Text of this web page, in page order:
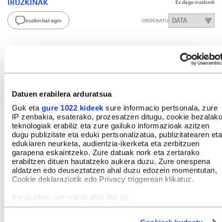
Datuen erabilera arduratsua
Guk eta gure 1022 kideek sure informacio pertsonala, zure
IP zenbakia, esaterako, prozesatzen ditugu, cookie bezalako
teknologiak erabiliz eta zure gailuko informazioak azitzen
dugu publizitate eta eduki pertsonalizatua, publizitatearen eta
edukiaren neurketa, audientzia-ikerketa eta zerbitzuen
garapena eskaintzeko. Zure datuak nork eta zertarako
erabiltzen dituen hautatzeko aukera duzu. Zure onespena
aldatzen edo deuseztatzen ahal duzu edozein momentutan,
Cookie deklaraziotik edo Privacy triggerean klikatuz.
If you allow, we would also like to:
Collect information about your geographical location
IRUZKINAK Ez dago iruzkinik
Iruzkin bat egin ORDENATU